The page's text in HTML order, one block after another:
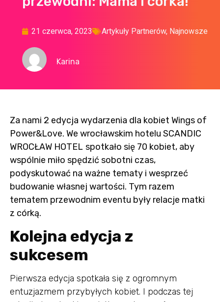
21 czerwca, 2023 Artykuły Partnerów, Najnowsze
Karina
Za nami 2 edycja wydarzenia dla kobiet Wings of
Power&Love. We wrocławskim hotelu SCANDIC
WROCŁAW HOTEL spotkało się 70 kobiet, aby
wspólnie miło spędzić sobotni czas,
podyskutować na ważne tematy i wesprzeć
budowanie własnej wartości. Tym razem
tematem przewodnim eventu były relacje matki
z córką.
Kolejna edycja z
sukcesem
Pierwsza edycja spotkała się z ogromnym
entuzjazmem przybyłych kobiet. I podczas tej